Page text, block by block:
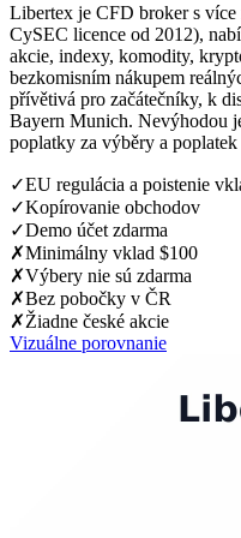
Libertex je CFD broker s
CySEC licence od 2012),
akcie, indexy, komodity,
bezkomisním nákupem
přívětivá pro začátečníky, k
Bayern Munich. Nevýhodou
poplatky za výběry a
✓EU regulácia a poistenie
✓Kopírovanie obchodov
✓Demo účet zdarma
✗Minimálny vklad $100
✗Výbery nie sú zdarma
✗Bez pobočky v ČR
✗Žiadne české akcie
Vizuálne porovnanie